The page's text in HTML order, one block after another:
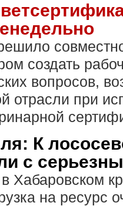
создать
вопросов,
отрасли при
К
с
Хабаровском
на ресурс